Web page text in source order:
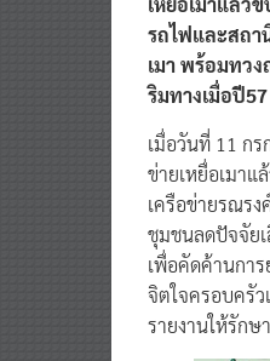
รถไฟและสถา
เมา พร้อมทว
ริมทางเมื่อปี57
เมื่อวันที่ 11 ก
ข่ายเหยื่อเมา
เครือข่ายรณร
ชุมชนลดปัจจัยเ
เพื่อคัดค้านกา
จิตใจครอบครั
รายงานให้รัก